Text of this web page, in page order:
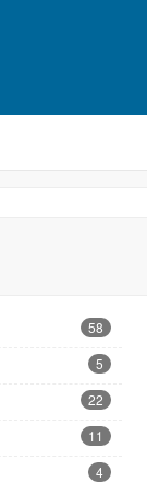
58
5
22
11
4